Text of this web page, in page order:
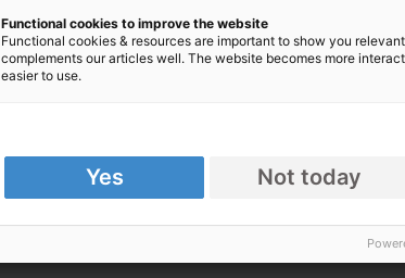
Functional cookies to improve the website
Functional cookies & resources are important to show you
complements our articles well. The website becomes more
easier to use.
Yes Not today